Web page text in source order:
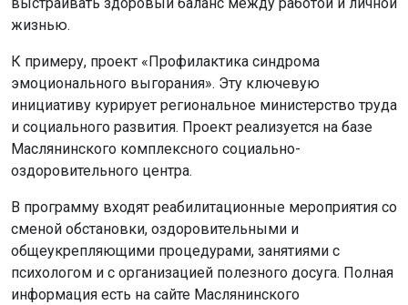
жизнью.
К примеру, проект «Профилактика синдрома
эмоционального выгорания». Эту ключевую
инициативу курирует региональное министерство труда
и социального развития. Проект реализуется на базе
Маслянинского комплексного социально-
оздоровительного центра.
В программу входят реабилитационные мероприятия со
сменой обстановки, оздоровительными и
общеукрепляющими процедурами, занятиями с
психологом и с организацией полезного досуга. Полная
информация есть на сайте Маслянинского